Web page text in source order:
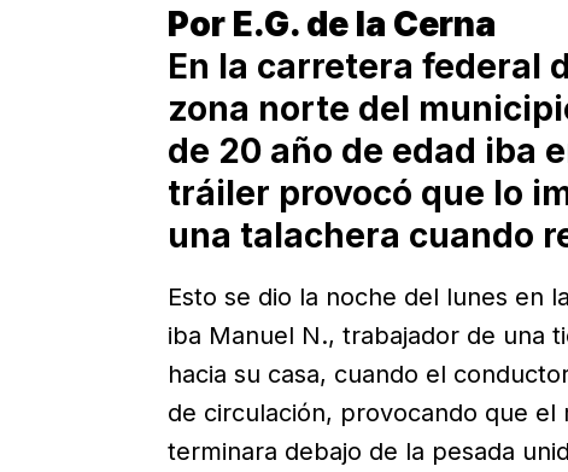
Por E.G. de la Cerna
En la carretera federal
zona norte del
de 20 año de edad iba
tráiler provocó que lo
una talachera cuando
Esto se dio la noche del lunes en
iba Manuel N., trabajador de una
hacia su casa, cuando el
de circulación, provocando que
terminara debajo de la pesada